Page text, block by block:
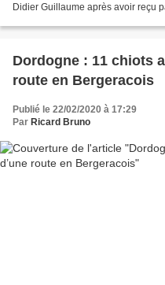
Didier Guillaume après avoir reçu
Dordogne : 11 chiots
route en Bergeracois
Publié le 22/02/2020 à 17:29
Par Ricard Bruno